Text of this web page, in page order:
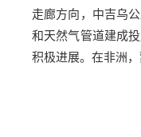
走廊方向，中吉乌
和天然气管道建成
积极进展。在非洲